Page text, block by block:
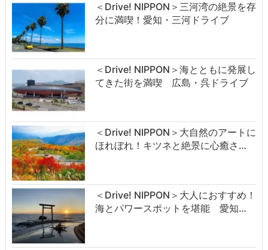
＜Drive! NIPPON＞三河湾の絶景を存
分に満喫！愛知・三河ドライブ
＜Drive! NIPPON＞海とともに発展し
てきた街を満喫 広島・呉ドライブ
＜Drive! NIPPON＞大自然のアートに
ほれぼれ！キツネと絶景に心癒さ…
＜Drive! NIPPON＞大人におすすめ！
海とパワースポットを堪能 愛知…